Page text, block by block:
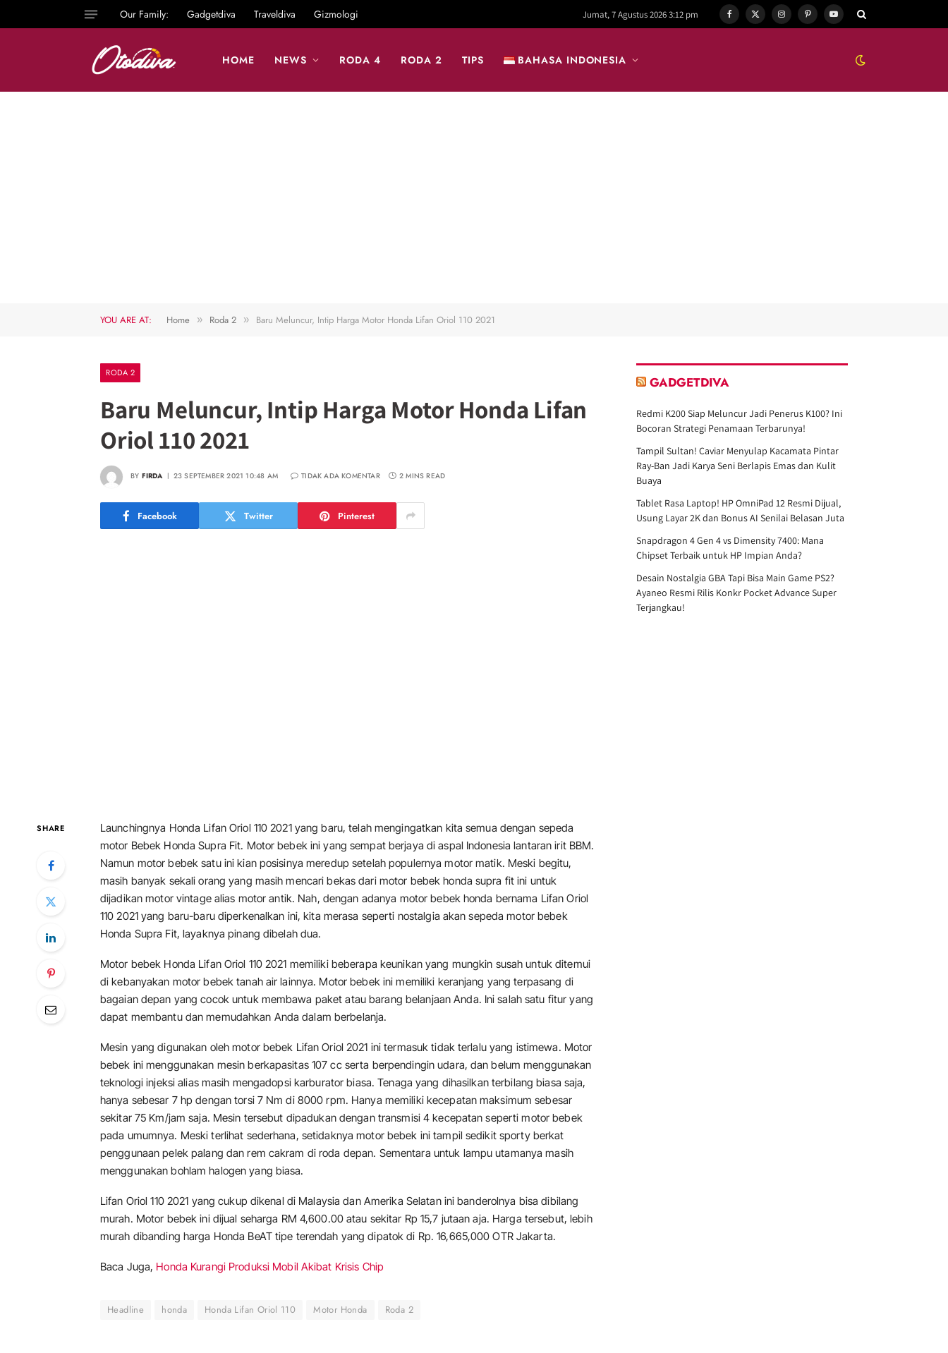
Our Family: Gadgetdiva Traveldiva Gizmologi Jumat, 7 Agustus 2026 3:12 pm Facebook
X
InstagramPinterestYouTube
HOME NEWS RODA 4 RODA 2 TIPS BAHASA INDONESIA
YOU ARE AT: Home » Roda 2 » Baru Meluncur, Intip Harga Motor Honda Lifan Oriol 110 2021
RODA 2
Baru Meluncur, Intip Harga Motor Honda Lifan
Oriol 110 2021
BY FIRDA 23 SEPTEMBER 2021 10:48 AM TIDAK ADA KOMENTAR 2 MINS READ
Facebook Twitter Pinterest
SHARE
Launchingnya Honda Lifan Oriol 110 2021 yang baru, telah mengingatkan kita semua dengan sepeda
motor Bebek Honda Supra Fit. Motor bebek ini yang sempat berjaya di aspal Indonesia lantaran irit BBM.
Namun motor bebek satu ini kian posisinya meredup setelah populernya motor matik. Meski begitu,
masih banyak sekali orang yang masih mencari bekas dari motor bebek honda supra fit ini untuk
dijadikan motor vintage alias motor antik. Nah, dengan adanya motor bebek honda bernama Lifan Oriol
110 2021 yang baru-baru diperkenalkan ini, kita merasa seperti nostalgia akan sepeda motor bebek
Honda Supra Fit, layaknya pinang dibelah dua.
Motor bebek Honda Lifan Oriol 110 2021 memiliki beberapa keunikan yang mungkin susah untuk ditemui
di kebanyakan motor bebek tanah air lainnya. Motor bebek ini memiliki keranjang yang terpasang di
bagaian depan yang cocok untuk membawa paket atau barang belanjaan Anda. Ini salah satu fitur yang
dapat membantu dan memudahkan Anda dalam berbelanja.
Mesin yang digunakan oleh motor bebek Lifan Oriol 2021 ini termasuk tidak terlalu yang istimewa. Motor
bebek ini menggunakan mesin berkapasitas 107 cc serta berpendingin udara, dan belum menggunakan
teknologi injeksi alias masih mengadopsi karburator biasa. Tenaga yang dihasilkan terbilang biasa saja,
hanya sebesar 7 hp dengan torsi 7 Nm di 8000 rpm. Hanya memiliki kecepatan maksimum sebesar
sekitar 75 Km/jam saja. Mesin tersebut dipadukan dengan transmisi 4 kecepatan seperti motor bebek
pada umumnya. Meski terlihat sederhana, setidaknya motor bebek ini tampil sedikit sporty berkat
penggunaan pelek palang dan rem cakram di roda depan. Sementara untuk lampu utamanya masih
menggunakan bohlam halogen yang biasa.
Lifan Oriol 110 2021 yang cukup dikenal di Malaysia dan Amerika Selatan ini banderolnya bisa dibilang
murah. Motor bebek ini dijual seharga RM 4,600.00 atau sekitar Rp 15,7 jutaan aja. Harga tersebut, lebih
murah dibanding harga Honda BeAT tipe terendah yang dipatok di Rp. 16,665,000 OTR Jakarta.
Baca Juga, Honda Kurangi Produksi Mobil Akibat Krisis Chip
Headline honda Honda Lifan Oriol 110 Motor Honda Roda 2
GADGETDIVA
Redmi K200 Siap Meluncur Jadi Penerus K100? Ini
Bocoran Strategi Penamaan Terbarunya!
Tampil Sultan! Caviar Menyulap Kacamata Pintar
Ray-Ban Jadi Karya Seni Berlapis Emas dan Kulit
Buaya
Tablet Rasa Laptop! HP OmniPad 12 Resmi Dijual,
Usung Layar 2K dan Bonus AI Senilai Belasan Juta
Snapdragon 4 Gen 4 vs Dimensity 7400: Mana
Chipset Terbaik untuk HP Impian Anda?
Desain Nostalgia GBA Tapi Bisa Main Game PS2?
Ayaneo Resmi Rilis Konkr Pocket Advance Super
Terjangkau!